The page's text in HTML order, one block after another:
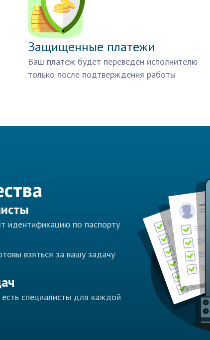
Защищенные платежи
Ваш платеж будет переведен исполнителю
только после подтверждения работы
идентификацию по паспорту
взяться за вашу задачу
специалисты для каждой